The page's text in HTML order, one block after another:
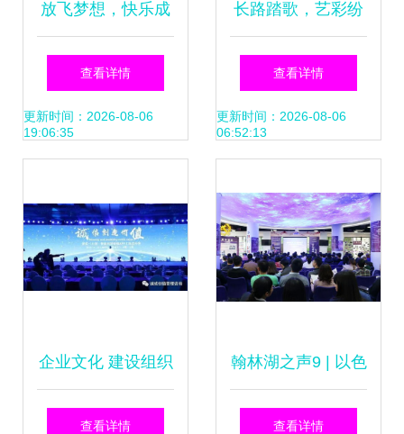
放飞梦想，快乐成
长 平和县霞寨镇中
心小学文艺汇演纪
查看详情
更新时间：2026-08-06
19:06:35
长路踏歌，艺彩纷
呈——艺术与设计
学院学生会年度风
查看详情
更新时间：2026-08-06
06:52:13
企业文化 建设组织
动员能力的关键
查看详情
翰林湖之声9 | 以色
列式创新 塑造不同
查看详情